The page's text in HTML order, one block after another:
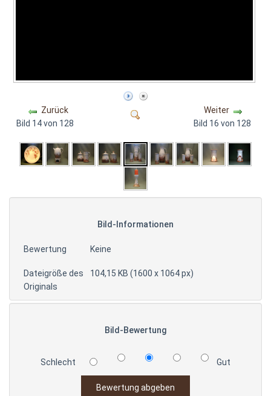
Zurück
Bild 14 von 128
Weiter
Bild 16 von 128
Bild-Informationen
Bewertung Keine
Dateigröße des
Originals
104,15 KB (1600 x 1064 px)
Bild-Bewertung
Schlecht Gut